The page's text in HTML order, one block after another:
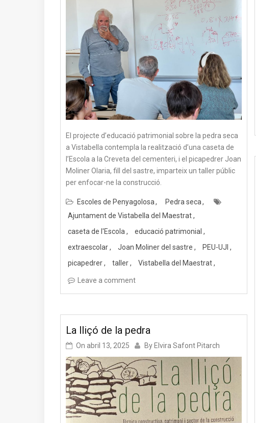
El projecte d’educació patrimonial sobre la pedra seca
a Vistabella contempla la realització d’una caseta de
l’Escola a la Creveta del cementeri, i el picapedrer Joan
Moliner Olaria, fill del sastre, imparteix un taller públic
per enfocar-ne la construcció.
Escoles de Penyagolosa
Pedra seca
Ajuntament de Vistabella del Maestrat
caseta de l'Escola
educació patrimonial
extraescolar
Joan Moliner del sastre
PEU-UJI
picapedrer
taller Vistabella del Maestrat
Leave a comment
La lliçó de la pedra
On abril 13, 2025 By Elvira Safont Pitarch